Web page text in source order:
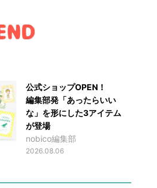
公式ショップOPEN！
編集部発「あったらいい
な」を形にした3アイテム
が登場
nobico編集部
2026.08.06